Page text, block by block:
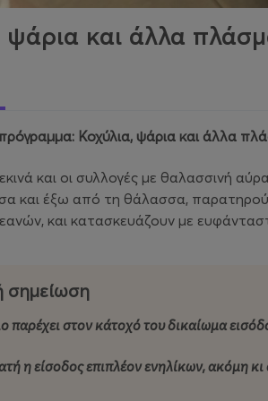
ψάρια και άλλα
Κοχύλια, ψάρια και άλλα
και οι συλλογές με θαλασσινή
και έξω από τη θάλασσα,
και κατασκευάζουν με
σημείωση
παρέχει στον κάτοχό του δικαίωμα
η είσοδος επιπλέον ενηλίκων, ακόμη